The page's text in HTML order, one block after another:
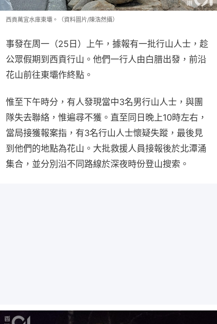
西貢萬宜水庫東壩。（資料圖片/陳浩然攝）
事發在周一（25日）上午，據報有一批行山人士，趁
公眾假期到西貢行山。他們一行人由白腊出發，前沿
花山前往東壩作終點。
惟至下午時分，有人發現當中3名男行山人士，與團
隊失去聯絡，惟遍尋不獲。直至同日晚上10時左右，
當局接獲報案指，有3名行山人士懷疑失蹤，最後見
到他們的地點為花山。大批救援人員接報後於北潭涌
集合，並分別沿不同路線於深夜時份登山搜索。